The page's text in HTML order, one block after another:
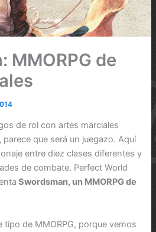
MMORPG de
de rol con artes marciales
parece que será un juegazo. Aquí
entre diez clases diferentes y
de combate. Perfect World
Swordsman, un MMORPG de
tipo de MMORPG, porque vemos